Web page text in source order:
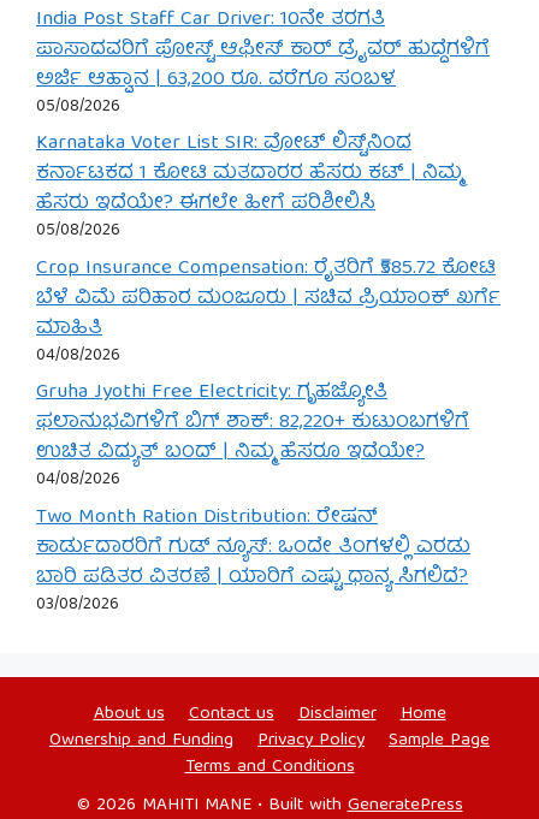
India Post Staff Car Driver: 10ನೇ ತರಗತಿ
ಪಾಸಾದವರಿಗೆ ಪೋಸ್ಟ್ ಆಫೀಸ್ ಕಾರ್ ಡ್ರೈವರ್ ಹುದ್ದೆಗಳಿಗೆ
ಅರ್ಜಿ ಆಹ್ವಾನ | 63,200 ರೂ. ವರೆಗೂ ಸಂಬಳ
05/08/2026
Karnataka Voter List SIR: ವೋಟ್ ಲಿಸ್ಟ್‌ನಿಂದ
ಕರ್ನಾಟಕದ 1 ಕೋಟಿ ಮತದಾರರ ಹೆಸರು ಕಟ್ | ನಿಮ್ಮ
ಹೆಸರು ಇದೆಯೇ? ಈಗಲೇ ಹೀಗೆ ಪರಿಶೀಲಿಸಿ
05/08/2026
Crop Insurance Compensation: ರೈತರಿಗೆ ₹585.72 ಕೋಟಿ
ಬೆಳೆ ವಿಮೆ ಪರಿಹಾರ ಮಂಜೂರು | ಸಚಿವ ಪ್ರಿಯಾಂಕ್ ಖರ್ಗೆ
ಮಾಹಿತಿ
04/08/2026
Gruha Jyothi Free Electricity: ಗೃಹಜ್ಯೋತಿ
ಫಲಾನುಭವಿಗಳಿಗೆ ಬಿಗ್ ಶಾಕ್: 82,220+ ಕುಟುಂಬಗಳಿಗೆ
ಉಚಿತ ವಿದ್ಯುತ್ ಬಂದ್ | ನಿಮ್ಮ ಹೆಸರೂ ಇದೆಯೇ?
04/08/2026
Two Month Ration Distribution: ರೇಷನ್
ಕಾರ್ಡುದಾರರಿಗೆ ಗುಡ್ ನ್ಯೂಸ್: ಒಂದೇ ತಿಂಗಳಲ್ಲಿ ಎರಡು
ಬಾರಿ ಪಡಿತರ ವಿತರಣೆ | ಯಾರಿಗೆ ಎಷ್ಟು ಧಾನ್ಯ ಸಿಗಲಿದೆ?
03/08/2026
About us Contact us Disclaimer
Home
Ownership and Funding
Privacy Policy
Sample Page
Terms and Conditions
© 2026 MAHITI MANE• Built withGeneratePress